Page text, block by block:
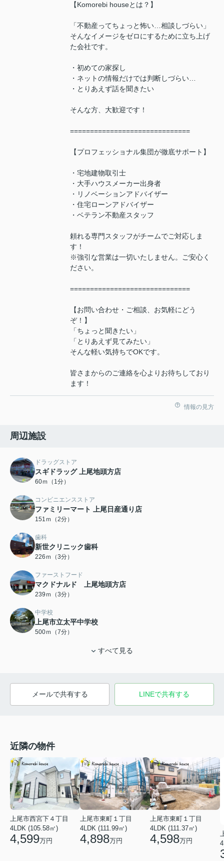
【Komorebi houseとは？】
「不動産ってちょっと怖い…相談しづらい」
そんなイメージをゼロにするために立ち上げ
た会社です。
・初めての家探し
・ネットの情報だけでは判断しづらい…
・とりあえず話を聞きたい
そんな方、大歓迎です！
==============================
【プロフェッショナル集団が徹底サポート】
・宅地建物取引士
・大手ハウスメーカー出身者
・リノベーションアドバイザー
・住宅ローンアドバイザー
・ベテラン不動産スタッフ
頼れる専門スタッフがチームでご対応しま
す！
※強引な営業は一切いたしません。ご安心く
ださい。
==============================
【お問い合わせ・ご相談、お気軽にどう
ぞ！】
「ちょっと聞きたい」
「とりあえず見てみたい」
そんな軽い気持ちでOKです。
皆さまからのご連絡を心よりお待ちしており
ます！
情報の見方
周辺施設
ドラッグストア
スギドラッグ 上尾地頭方店
60ｍ（1分）
コンビニエンスストア
ファミリーマート 上尾日産通り店
151ｍ（2分）
歯科
新世クリニック歯科
226ｍ（3分）
ファーストフード
マクドナルド 上尾地頭方店
239ｍ（3分）
中学校
上尾市立太平中学校
500ｍ（7分）
すべて見る
メールで共有する LINEで共有する
近隣の物件
上尾市西宮下４丁目
4LDK (105.58㎡)
4,599万円
上尾市東町１丁目
4LDK (111.99㎡)
4,898万円
上尾市東町１丁目
4LDK (111.37㎡)
4,598万円